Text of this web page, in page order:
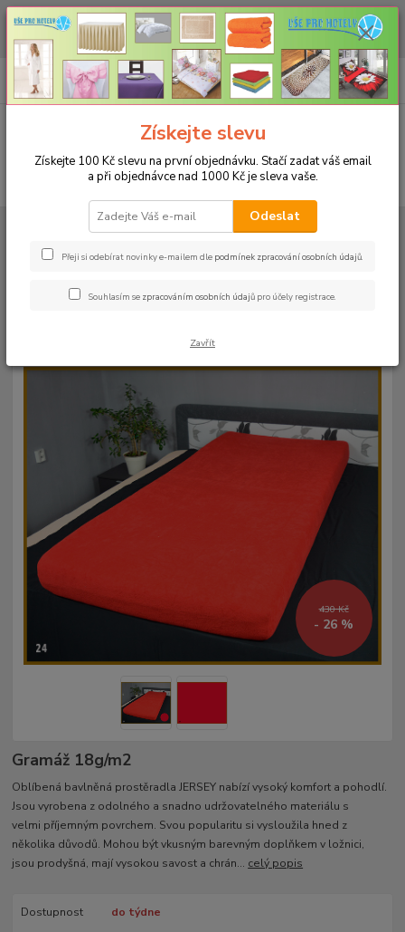
CHCETE NAKOUPIT VĚTŠÍ MNOŽSTVÍ NAŠICH PRODUKTŮ ZA LEPŠÍ
CENU? Klikněte ZDE
CZK
+420 773 794 023
Pondělí-pátek 9-16 hodin
0ks
za0 Kč
PROSTĚRADLA
Bavlněné prostěradla JERSEY s gumou - 45 barev
24 červená
Bavlněné prostěradlo JERSEY
430 Kč
- 26 %
Gramáž 18g/m2
Oblíbená bavlněná prostěradla JERSEY nabízí vysoký komfort a pohodlí.
Jsou vyrobena z odolného a snadno udržovatelného materiálu s
velmi příjemným povrchem. Svou popularitu si vysloužila hned z
několika důvodů. Mohou být vkusným barevným doplňkem v ložnici,
jsou prodyšná, mají vysokou savost a chrán... celý popis
Dostupnost do týdne
Získejte slevu
Získejte 100 Kč slevu na první objednávku. Stačí zadat váš email
a při objednávce nad 1000 Kč je sleva vaše.
Odeslat
Přeji si odebírat novinky e-mailem dle podmínek zpracování osobních údajů.
Souhlasím se zpracováním osobních údajů pro účely registrace.
Zavřít